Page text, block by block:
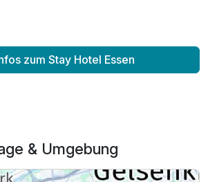
zum Stay Hotel Essen
& Umgebung